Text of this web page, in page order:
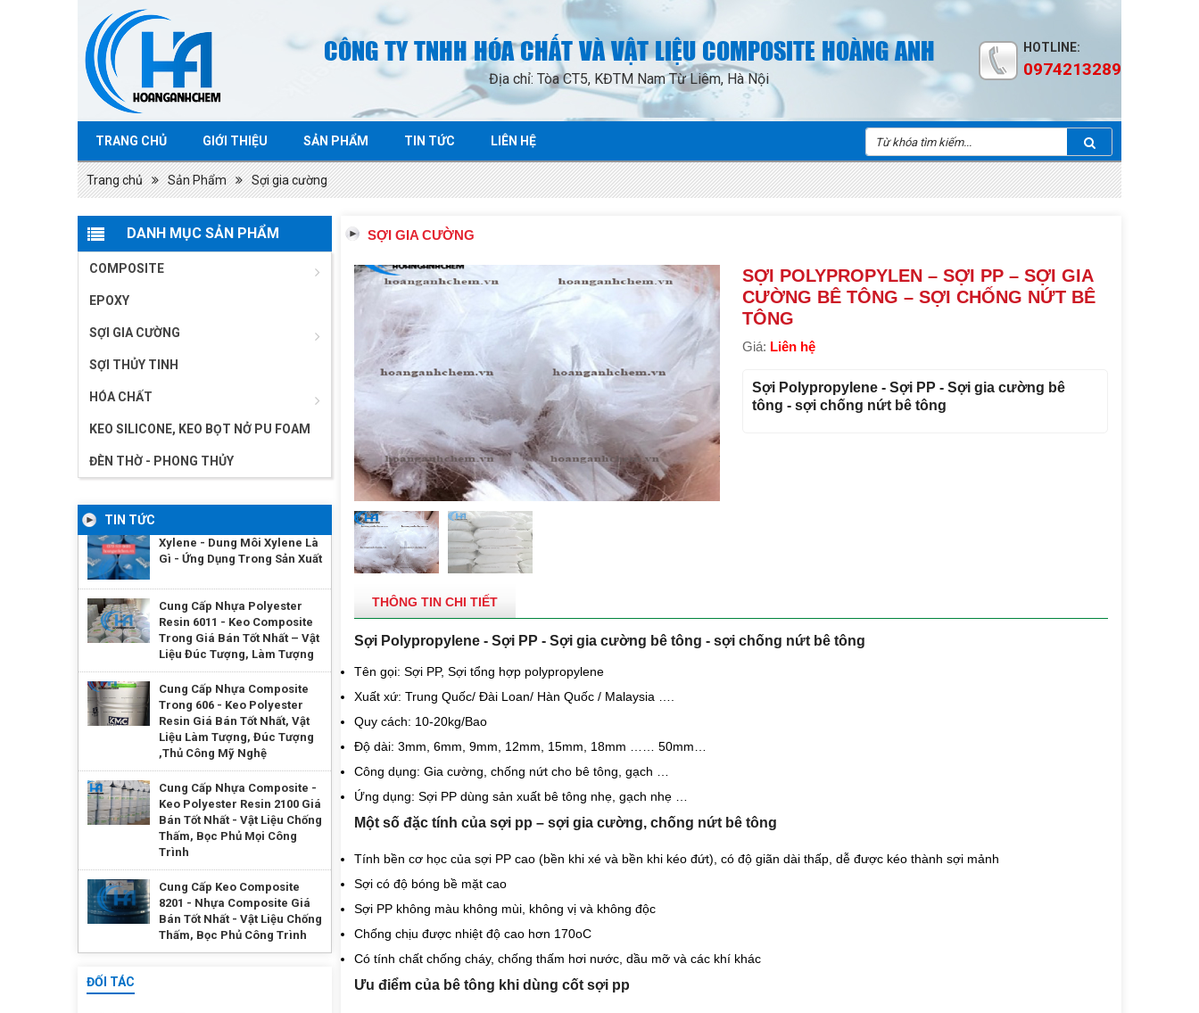
CÔNG TY TNHH HÓA CHẤT VÀ VẬT LIỆU COMPOSITE HOÀNG ANH
Địa chỉ: Tòa CT5, KĐTM Nam Từ Liêm, Hà Nội
HOTLINE:
0974213289
TRANG CHỦ GIỚI THIỆU SẢN PHẨM TIN TỨC LIÊN HỆ
Trang chủ Sản Phẩm Sợi gia cường
DANH MỤC SẢN PHẨM
COMPOSITE
EPOXY
SỢI GIA CƯỜNG
SỢI THỦY TINH
HÓA CHẤT
KEO SILICONE, KEO BỌT NỞ PU FOAM
ĐÈN THỜ - PHONG THỦY
TIN TỨC
Xylene - Dung Môi Xylene Là
Gì - Ứng Dụng Trong Sản Xuất
Cung Cấp Nhựa Polyester
Resin 6011 - Keo Composite
Trong Giá Bán Tốt Nhất – Vật
Liệu Đúc Tượng, Làm Tượng
Cung Cấp Nhựa Composite
Trong 606 - Keo Polyester
Resin Giá Bán Tốt Nhất, Vật
Liệu Làm Tượng, Đúc Tượng
,Thủ Công Mỹ Nghệ
Cung Cấp Nhựa Composite -
Keo Polyester Resin 2100 Giá
Bán Tốt Nhất - Vật Liệu Chống
Thấm, Bọc Phủ Mọi Công
Trình
Cung Cấp Keo Composite
8201 - Nhựa Composite Giá
Bán Tốt Nhất - Vật Liệu Chống
Thấm, Bọc Phủ Công Trình
ĐỐI TÁC
SỢI GIA CƯỜNG
SỢI POLYPROPYLEN – SỢI PP – SỢI GIA
CƯỜNG BÊ TÔNG – SỢI CHỐNG NỨT BÊ
TÔNG
Giá: Liên hệ
Sợi Polypropylene - Sợi PP - Sợi gia cường bê
tông - sợi chống nứt bê tông
THÔNG TIN CHI TIẾT
Sợi Polypropylene - Sợi PP - Sợi gia cường bê tông - sợi chống nứt bê tông
Tên gọi: Sợi PP, Sợi tổng hợp polypropylene
Xuất xứ: Trung Quốc/ Đài Loan/ Hàn Quốc / Malaysia ….
Quy cách: 10-20kg/Bao
Độ dài: 3mm, 6mm, 9mm, 12mm, 15mm, 18mm …… 50mm…
Công dụng: Gia cường, chống nứt cho bê tông, gạch …
Ứng dụng: Sợi PP dùng sản xuất bê tông nhẹ, gạch nhẹ …
Một số đặc tính của sợi pp – sợi gia cường, chống nứt bê tông
Tính bền cơ học của sợi PP cao (bền khi xé và bền khi kéo đứt), có độ giãn dài thấp, dễ được kéo thành sợi mảnh
Sợi có độ bóng bề mặt cao
Sợi PP không màu không mùi, không vị và không độc
Chống chịu được nhiệt độ cao hơn 170oC
Có tính chất chống cháy, chống thấm hơi nước, dầu mỡ và các khí khác
Ưu điểm của bê tông khi dùng cốt sợi pp